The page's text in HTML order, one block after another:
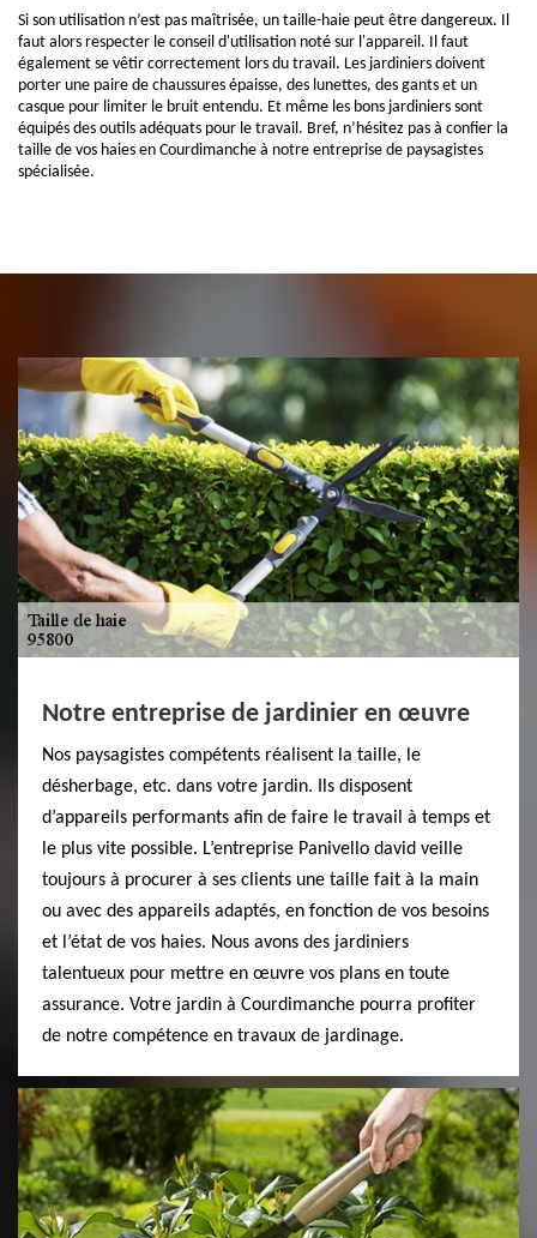
Si son utilisation n’est pas maîtrisée, un taille-haie peut être dangereux. Il
faut alors respecter le conseil d'utilisation noté sur l'appareil. Il faut
également se vêtir correctement lors du travail. Les jardiniers doivent
porter une paire de chaussures épaisse, des lunettes, des gants et un
casque pour limiter le bruit entendu. Et même les bons jardiniers sont
équipés des outils adéquats pour le travail. Bref, n’hésitez pas à confier la
taille de vos haies en Courdimanche à notre entreprise de paysagistes
spécialisée.
Notre entreprise de jardinier en œuvre
Nos paysagistes compétents réalisent la taille, le
désherbage, etc. dans votre jardin. Ils disposent
d’appareils performants afin de faire le travail à temps et
le plus vite possible. L’entreprise Panivello david veille
toujours à procurer à ses clients une taille fait à la main
ou avec des appareils adaptés, en fonction de vos besoins
et l’état de vos haies. Nous avons des jardiniers
talentueux pour mettre en œuvre vos plans en toute
assurance. Votre jardin à Courdimanche pourra profiter
de notre compétence en travaux de jardinage.